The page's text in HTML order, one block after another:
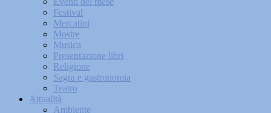
Festival
Mercatini
Mostre
Musica
Presentazione libri
Religione
Sagra e gastronomia
Teatro
Attualità
Ambiente